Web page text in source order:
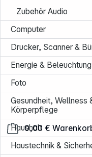
0,00 €
Zubehör Audio
Computer
Drucker, Scanner &
Energie & Beleuchtung
Foto
Gesundheit, Wellness
Körperpflege
Haushalt
Haustechnik &